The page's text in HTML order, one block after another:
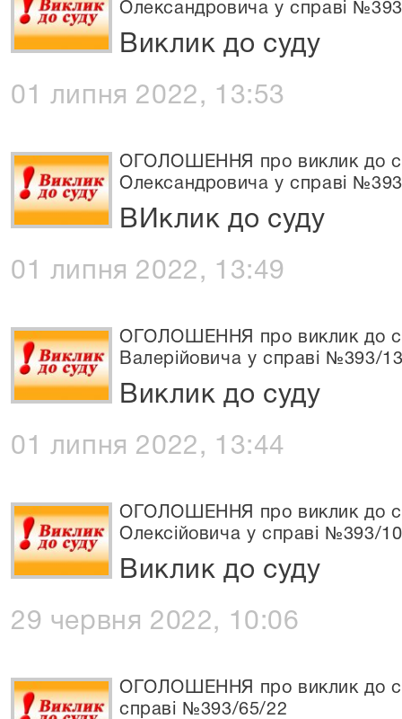
Олександровича у справі
Виклик до суду
01 липня 2022, 13:53
ОГОЛОШЕННЯ про виклик до
Олександровича у справі
ВИклик до суду
01 липня 2022, 13:49
ОГОЛОШЕННЯ про виклик до
Валерійовича у справі №393/
Виклик до суду
01 липня 2022, 13:44
ОГОЛОШЕННЯ про виклик до
Олексійовича у справі №393/
Виклик до суду
29 червня 2022, 10:06
ОГОЛОШЕННЯ про виклик до
справі №393/65/22